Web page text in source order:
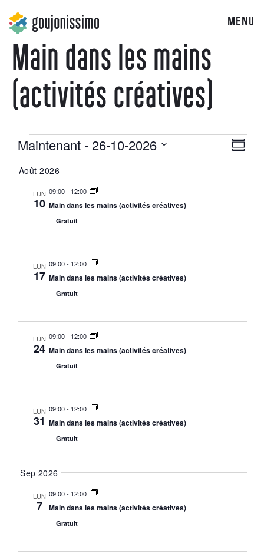
MENU
Main dans les mains
(activités créatives)
par
de
Maintenant - 26-10-2026
la
Août 2026
LUN
10
09:00- 12:00
Main dans les mains (activités créatives)
Gratuit
LUN
17
09:00- 12:00
Main dans les mains (activités créatives)
Gratuit
LUN
24
09:00- 12:00
Main dans les mains (activités créatives)
Gratuit
LUN
31
09:00- 12:00
Main dans les mains (activités créatives)
Gratuit
Sep 2026
LUN
7
09:00- 12:00
Main dans les mains (activités créatives)
Gratuit